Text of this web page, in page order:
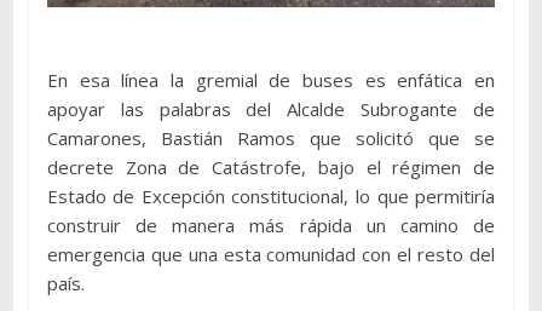
En esa línea la gremial de buses es enfática en
apoyar las palabras del Alcalde Subrogante de
Camarones, Bastián Ramos que solicitó que se
decrete Zona de Catástrofe, bajo el régimen de
Estado de Excepción constitucional, lo que permitiría
construir de manera más rápida un camino de
emergencia que una esta comunidad con el resto del
país.